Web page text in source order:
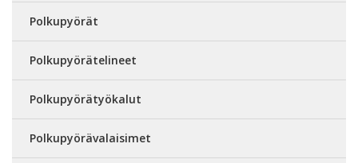
Polkupyörät
Polkupyörätelineet
Polkupyörätyökalut
Polkupyörävalaisimet